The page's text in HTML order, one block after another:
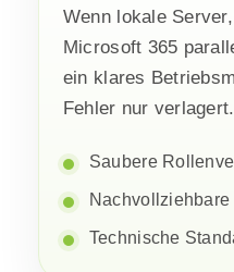
Wenn lokale
Microsoft 365
ein klares
Fehler nur verlagert.
Saubere
Technische